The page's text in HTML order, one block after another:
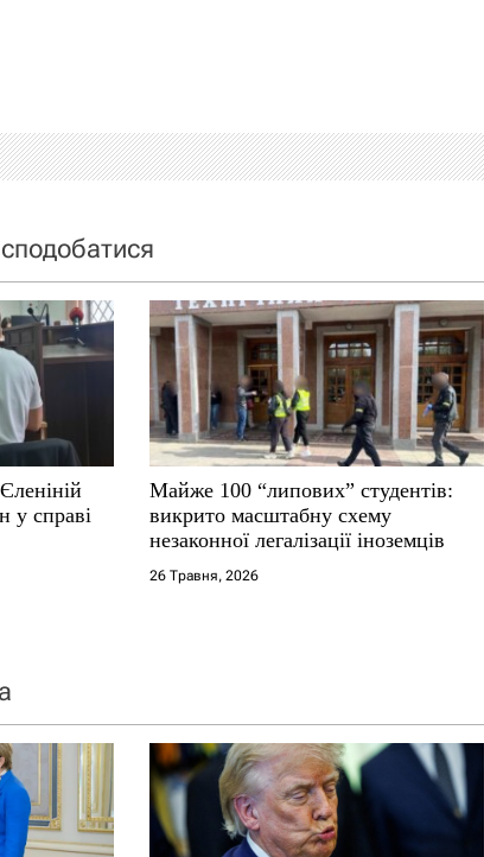
у справі
Майже 100 “липових” студентів:
викрито масштабну схему
незаконної легалізації іноземців
26 Травня, 2026